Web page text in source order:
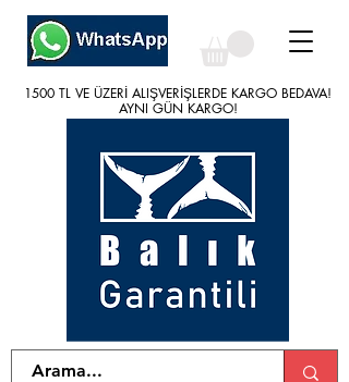
1500 TL VE ÜZERİ ALIŞVERİŞLERDE KARGO BEDAVA!
AYNI GÜN KARGO!
1500 TL VE ÜZERİ ALIŞVERİŞLERDE KARGO BEDAVA!
AYNI GÜN KARGO!